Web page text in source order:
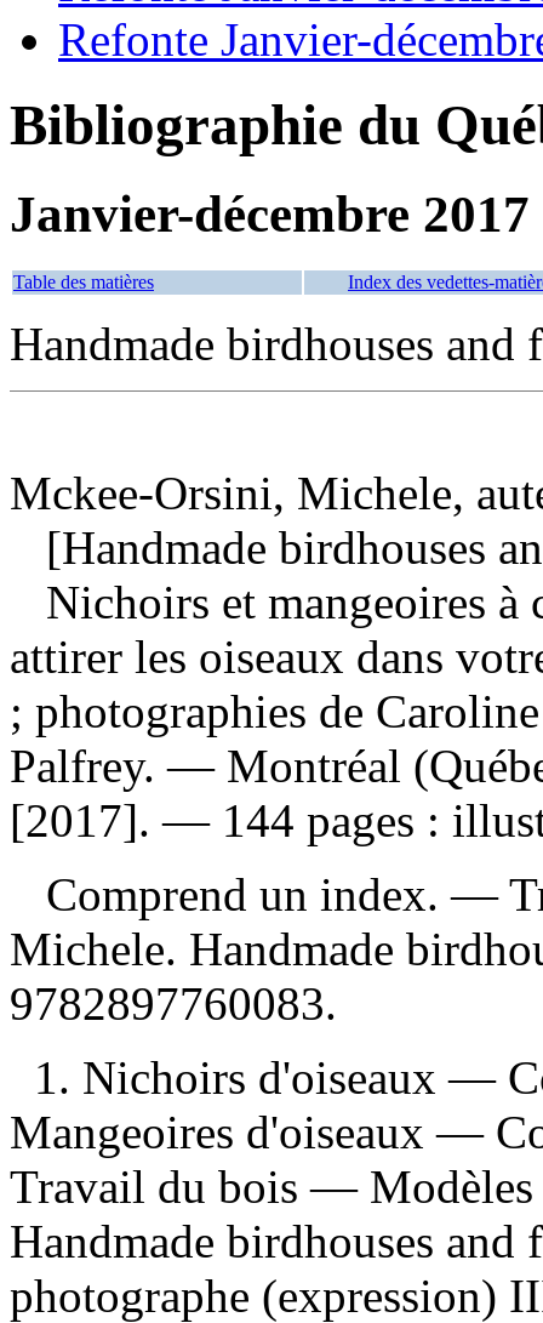
Refonte Janvier-
Bibliographie du
Janvier-décembre 2017
Table des matières Index des vedettes-
Handmade birdhouses and
Mckee-Orsini, Michele,
[Handmade birdhouses
Nichoirs et mangeoires à
attirer les oiseaux dans
; photographies de
Palfrey. — Montréal
[2017]. — 144 pages :
Comprend un index. —
Michele. Handmade
9782897760083.
1. Nichoirs d'oiseaux —
Mangeoires d'oiseaux —
Travail du bois —
Handmade birdhouses
photographe (expression)